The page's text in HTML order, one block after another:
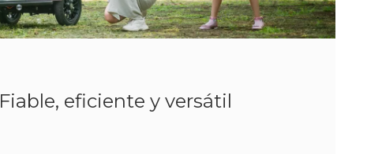
Fiable, eficiente y versátil